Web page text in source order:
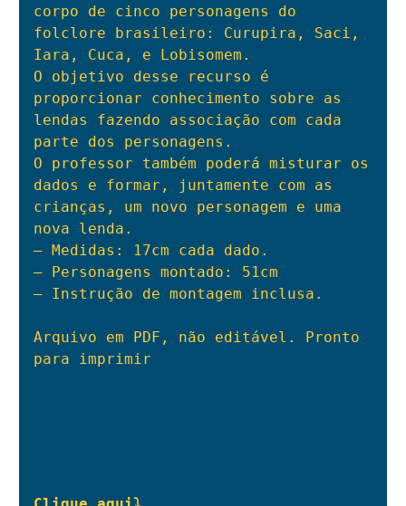
corpo de cinco personagens do
folclore brasileiro: Curupira, Saci,
Iara, Cuca, e Lobisomem.
O objetivo desse recurso é
proporcionar conhecimento sobre as
lendas fazendo associação com cada
parte dos personagens.
O professor também poderá misturar os
dados e formar, juntamente com as
crianças, um novo personagem e uma
nova lenda.
– Medidas: 17cm cada dado.
– Personagens montado: 51cm
– Instrução de montagem inclusa.
Arquivo em PDF, não editável. Pronto
para imprimir